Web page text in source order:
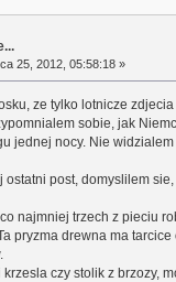
25, 2012, 05:58:18 »
ze tylko lotnicze
sobie, jak
jednej nocy. Nie
ostatni post, domyslilem
najmniej trzech z pieciu
pryzma drewna ma
czy stolik z brzozy,